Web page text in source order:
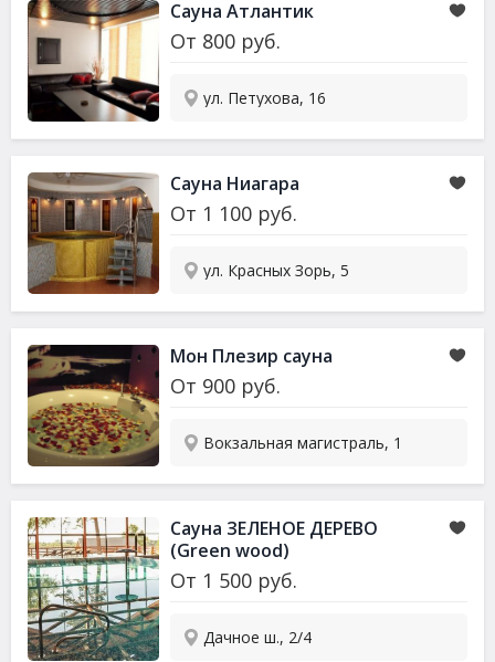
Сауна Атлантик
От 800 руб.
ул. Петухова, 16
Сауна Ниагара
От 1 100 руб.
ул. Красных Зорь, 5
Мон Плезир сауна
От 900 руб.
Вокзальная магистраль, 1
Сауна ЗЕЛЕНОЕ ДЕРЕВО
(Green wood)
От 1 500 руб.
Дачное ш., 2/4